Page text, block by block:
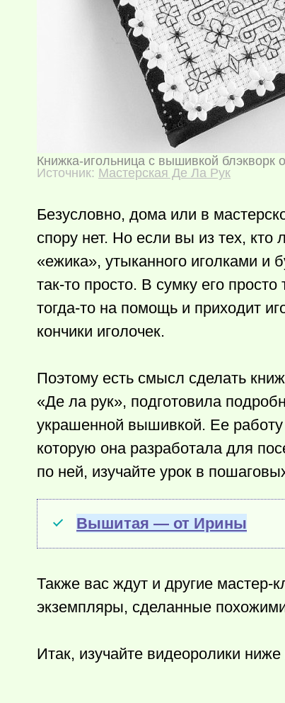
Книжка-игольница с вышивкой блэкворк
Источник: Мастерская Де Ла Рук
Безусловно, дома или в
спору нет. Но если вы из тех, кто
«ежика», утыканного иголками и
так-то просто. В сумку его
тогда-то на помощь и приходит
кончики иголочек.
Поэтому есть смысл сделать
«Де ла рук», подготовила
украшенной вышивкой. Ее
которую она разработала для
по ней, изучайте урок в
Вышитая — от Ирины
Также вас ждут и другие
экземпляры, сделанные
Итак, изучайте видеоролики